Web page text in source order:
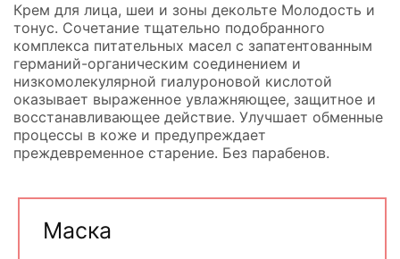
Крем для лица, шеи и зоны декольте Молодость и
тонус. Сочетание тщательно подобранного
комплекса питательных масел с запатентованным
германий-органическим соединением и
низкомолекулярной гиалуроновой кислотой
оказывает выраженное увлажняющее, защитное и
восстанавливающее действие. Улучшает обменные
процессы в коже и предупреждает
преждевременное старение. Без парабенов.
Маска